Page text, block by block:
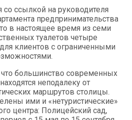
со ссылкой на руководителя
предпринимательства
в настоящее время из семи
туалетов четыре
клиентов с ограниченными
что большинство современных
неподалеку от
маршрутов столицы.
ими и «нетуристические»
центра: Полицейский сад,